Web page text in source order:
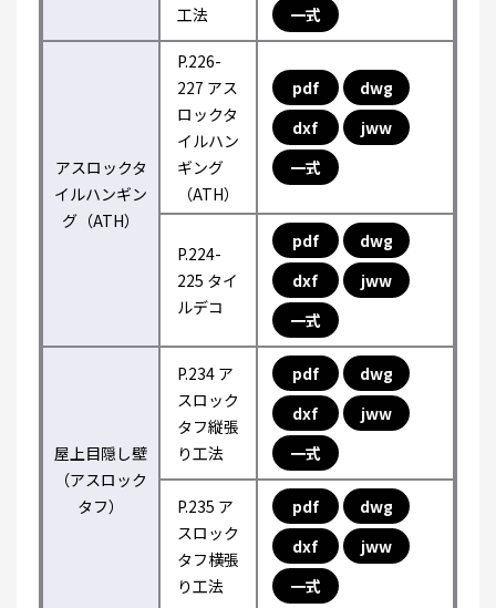
工法
一式
アスロックタ
イルハンギン
グ（ATH）
P.226-
227 アス
ロックタ
イルハン
ギング
（ATH）
pdf
dwg
dxf
jww
一式
P.224-
225 タイ
ルデコ
pdf
dwg
dxf
jww
一式
屋上目隠し壁
（アスロック
タフ）
P.234 ア
スロック
タフ縦張
り工法
pdf
dwg
dxf
jww
一式
P.235 ア
スロック
タフ横張
り工法
pdf
dwg
dxf
jww
一式